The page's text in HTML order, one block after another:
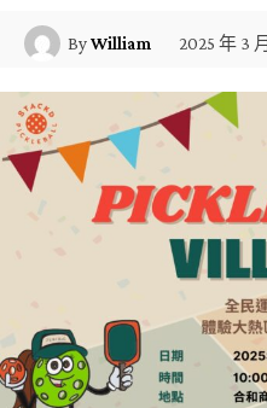
ByWilliam 2025 年 3